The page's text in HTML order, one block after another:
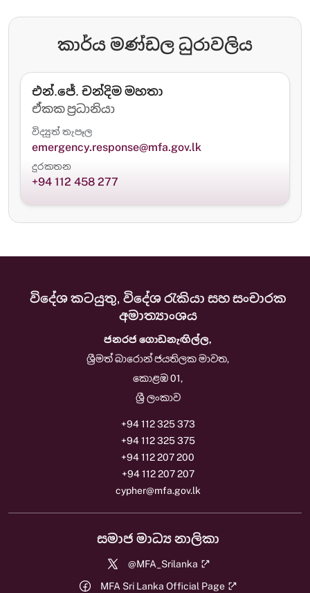
කාර්ය මණ්ඩල ධුරාවලිය
එන්.ජේ. චන්දිම මහතා
ඒකක ප්‍රධානියා
විද්‍යුත් තැපෑල
emergency.response@mfa.gov.lk
දුරකතන
+94 112 458 277
විදේශ කටයුතු, විදේශ රැකියා සහ සංචාරක
අමාත්‍යාංශය
ජනරජ ගොඩනැඟිල්ල,
ශ්‍රීමත් බාරොන් ජයතිලක මාවත,
කොළඹ 01,
ශ්‍රී ලංකාව
+94 112 325 373
+94 112 325 375
+94 112 207 200
+94 112 207 207
cypher@mfa.gov.lk
සමාජ මාධ්‍ය නාලිකා
@MFA_Srilanka
MFA Sri Lanka Official Page